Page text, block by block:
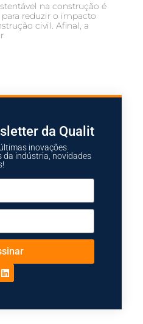
na construção é
reduzir o impacto
civil. Afinal, a
da Qualit
inovações
da indústria, novidades